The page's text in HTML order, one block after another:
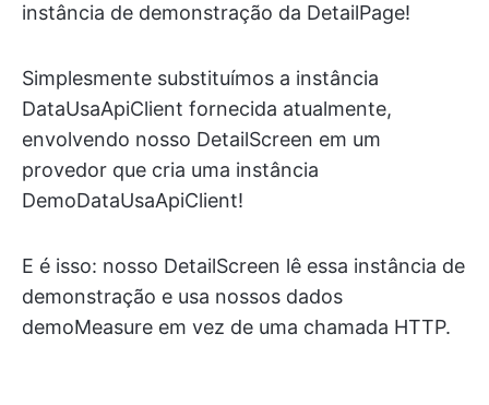
instância de demonstração da DetailPage!
Simplesmente substituímos a instância
DataUsaApiClient fornecida atualmente,
envolvendo nosso DetailScreen em um
provedor que cria uma instância
DemoDataUsaApiClient!
E é isso: nosso DetailScreen lê essa instância de
demonstração e usa nossos dados
demoMeasure em vez de uma chamada HTTP.